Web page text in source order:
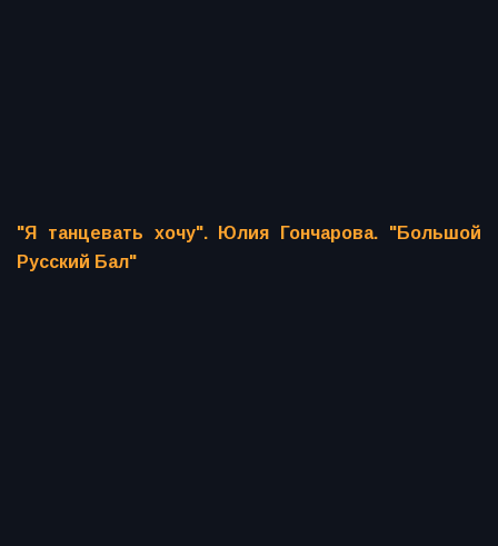
"Я танцевать хочу". Юлия Гончарова. "Большой
Русский Бал"